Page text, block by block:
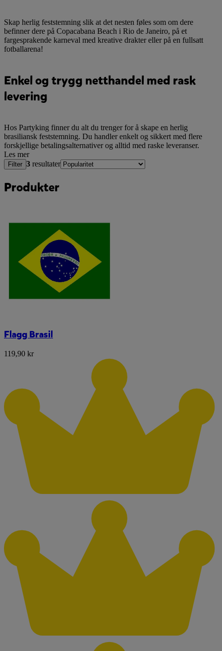
Skap herlig feststemning slik at det nesten føles som om dere
befinner dere på Copacabana Beach i Rio de Janeiro, på et
fargesprakende karneval med kreative drakter eller på en fullsatt
fotballarena!
Enkel og trygg netthandel med rask
levering
Hos Partyking finner du alt du trenger for å skape en herlig
brasiliansk feststemning. Du handler enkelt og sikkert med flere
forskjellige betalingsalternativer og alltid med raske leveranser.
Les mer
Filter 3 resultater
Produkter
Flagg Brasil
119,90 kr